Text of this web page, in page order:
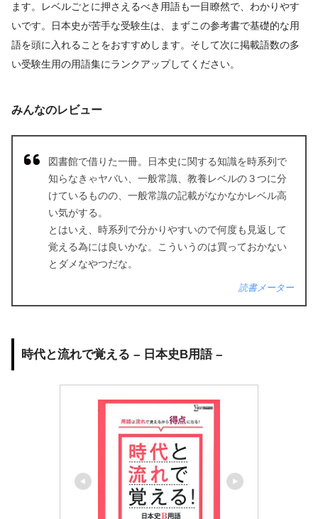
ます。レベルごとに押さえるべき用語も一目瞭然で、わかりやす
いです。日本史が苦手な受験生は、まずこの参考書で基礎的な用
語を頭に入れることをおすすめします。そして次に掲載語数の多
い受験生用の用語集にランクアップしてください。
みんなのレビュー
図書館で借りた一冊。日本史に関する知識を時系列で
知らなきゃヤバい、一般常識、教養レベルの３つに分
けているものの、一般常識の記載がなかなかレベル高
い気がする。
とはいえ、時系列で分かりやすいので何度も見返して
覚える為には良いかな。こういうのは買っておかない
とダメなやつだな。
読書メーター
時代と流れで覚える – 日本史B用語 –